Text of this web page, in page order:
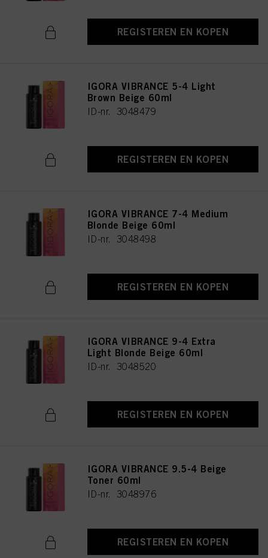
REGISTEREN EN KOPEN
IGORA VIBRANCE 5-4 Light
Brown Beige 60ml
ID-nr. 3048479
REGISTEREN EN KOPEN
IGORA VIBRANCE 7-4 Medium
Blonde Beige 60ml
ID-nr. 3048498
REGISTEREN EN KOPEN
IGORA VIBRANCE 9-4 Extra
Light Blonde Beige 60ml
ID-nr. 3048520
REGISTEREN EN KOPEN
IGORA VIBRANCE 9.5-4 Beige
Toner 60ml
ID-nr. 3048976
REGISTEREN EN KOPEN